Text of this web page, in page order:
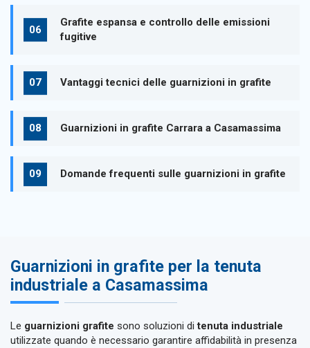
Grafite espansa e controllo delle emissioni
fugitive
Vantaggi tecnici delle guarnizioni in grafite
Guarnizioni in grafite Carrara a Casamassima
Domande frequenti sulle guarnizioni in grafite
Guarnizioni in grafite per la tenuta
industriale a Casamassima
Le guarnizioni grafite sono soluzioni ditenuta industriale
utilizzate quando è necessario garantire affidabilità in presenza